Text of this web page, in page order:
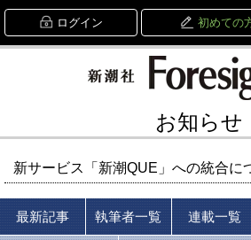
ログイン 初めての
お知らせ
新サービス「新潮QUE」への統合に
最新記事 執筆者一覧 連載一覧